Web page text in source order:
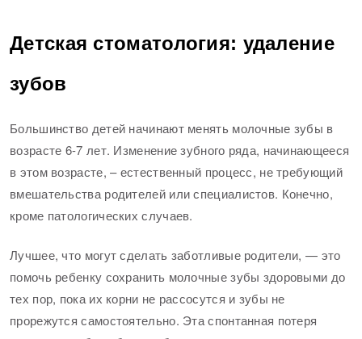
Детская стоматология: удаление
зубов
Большинство детей начинают менять молочные зубы в
возрасте 6-7 лет. Изменение зубного ряда, начинающееся
в этом возрасте, – естественный процесс, не требующий
вмешательства родителей или специалистов. Конечно,
кроме патологических случаев.
Лучшее, что могут сделать заботливые родители, — это
помочь ребенку сохранить молочные зубы здоровыми до
тех пор, пока их корни не рассосутся и зубы не
прорежутся самостоятельно. Эта спонтанная потеря